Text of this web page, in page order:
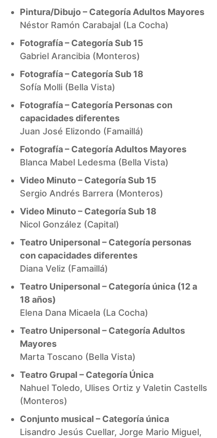
Pintura/Dibujo – Categoría Adultos Mayores
Néstor Ramón Carabajal (La Cocha)
Fotografía – Categoría Sub 15
Gabriel Arancibia (Monteros)
Fotografía – Categoría Sub 18
Sofía Molli (Bella Vista)
Fotografía – Categoría Personas con
capacidades diferentes
Juan José Elizondo (Famaillá)
Fotografía – Categoría Adultos Mayores
Blanca Mabel Ledesma (Bella Vista)
Video Minuto – Categoría Sub 15
Sergio Andrés Barrera (Monteros)
Video Minuto – Categoría Sub 18
Nicol González (Capital)
Teatro Unipersonal – Categoría personas
con capacidades diferentes
Diana Veliz (Famaillá)
Teatro Unipersonal – Categoría única (12 a
18 años)
Elena Dana Micaela (La Cocha)
Teatro Unipersonal – Categoría Adultos
Mayores
Marta Toscano (Bella Vista)
Teatro Grupal – Categoría Única
Nahuel Toledo, Ulises Ortiz y Valetin Castells
(Monteros)
Conjunto musical – Categoría única
Lisandro Jesús Cuellar, Jorge Mario Miguel,